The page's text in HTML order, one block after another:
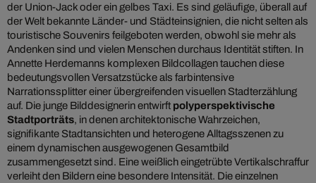
der Union-Jack oder ein gelbes Taxi. Es sind geläufige, überall auf
der Welt bekannte Länder- und Städteinsignien, die nicht selten als
touristische Souvenirs feilgeboten werden, obwohl sie mehr als
Andenken sind und vielen Menschen durchaus Identität stiften. In
Annette Herdemanns komplexen Bildcollagen tauchen diese
bedeutungsvollen Versatzstücke als farbintensive
Narrationssplitter einer übergreifenden visuellen Stadterzählung
auf. Die junge Bilddesignerin entwirft polyperspektivische
Stadtporträts, in denen architektonische Wahrzeichen,
signifikante Stadtansichten und heterogene Alltagsszenen zu
einem dynamischen ausgewogenen Gesamtbild
zusammengesetzt sind. Eine weißlich eingetrübte Vertikalschraffur
verleiht den Bildern eine besondere Intensität. Die einzelnen